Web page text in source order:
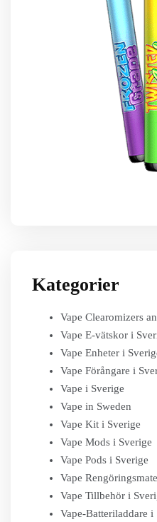
Kategorier
Vape Clearomizers
Vape E-vätskor i
Vape Enheter i
Vape Förångare i
Vape i Sverige
Vape in Sweden
Vape Kit i Sverige
Vape Mods i Sverige
Vape Pods i Sverige
Vape
Vape Tillbehör i
Vape-Batteriladdare i